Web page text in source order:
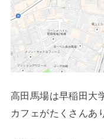
高田馬場は早稲田大
カフェがたくさんあ